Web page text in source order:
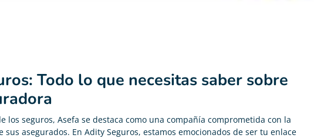
Todo lo que necesitas saber sobre
los seguros, Asefa se destaca como una compañía comprometida con la
sus asegurados. En Adity Seguros, estamos emocionados de ser tu enlace